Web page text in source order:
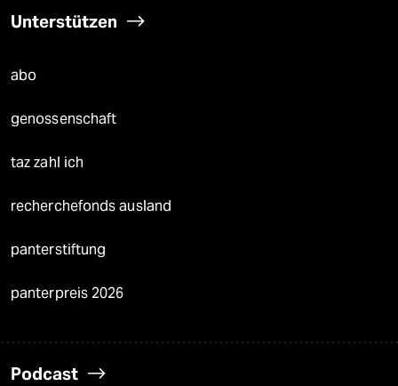
Unterstützen
abo
genossenschaft
taz zahl ich
recherchefonds ausland
panterstiftung
panterpreis 2026
Podcast